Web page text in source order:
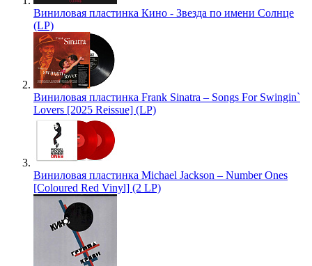
Виниловая пластинка Кино - Звезда по имени Солнце
(LP)
Виниловая пластинка Frank Sinatra – Songs For Swingin`
Lovers [2025 Reissue] (LP)
Виниловая пластинка Michael Jackson – Number Ones
[Coloured Red Vinyl] (2 LP)